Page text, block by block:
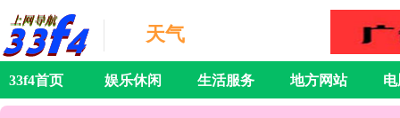
天气
33f4首页 娱乐休闲 生活服务 地方网站